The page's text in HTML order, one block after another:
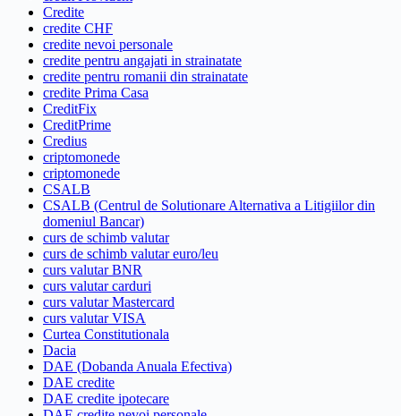
Credite
credite CHF
credite nevoi personale
credite pentru angajati in strainatate
credite pentru romanii din strainatate
credite Prima Casa
CreditFix
CreditPrime
Credius
criptomonede
criptomonede
CSALB
CSALB (Centrul de Solutionare Alternativa a Litigiilor din
domeniul Bancar)
curs de schimb valutar
curs de schimb valutar euro/leu
curs valutar BNR
curs valutar carduri
curs valutar Mastercard
curs valutar VISA
Curtea Constitutionala
Dacia
DAE (Dobanda Anuala Efectiva)
DAE credite
DAE credite ipotecare